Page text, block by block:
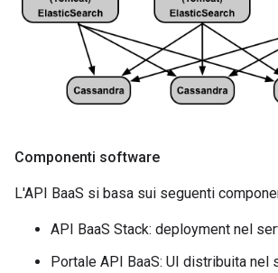
Componenti software
L'API BaaS si basa sui seguenti
API BaaS Stack: deployment nel
Portale API BaaS: UI distribuita nel